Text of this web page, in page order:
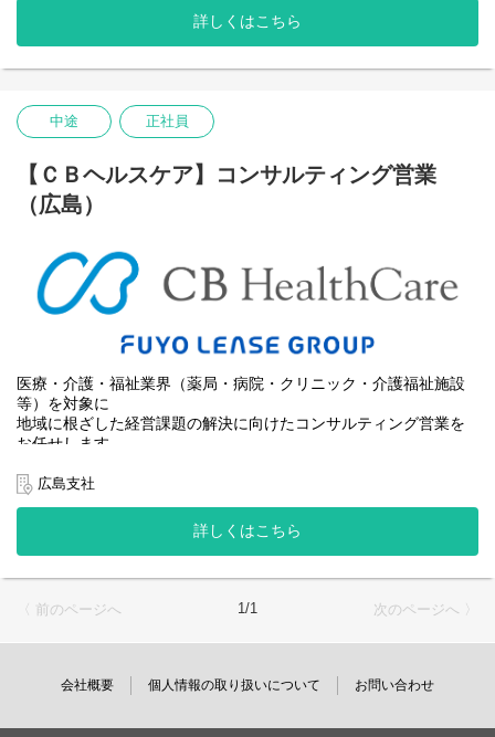
・医療・介護福祉施設への架電、訪問、ウェビナー開催
・地域ネットワークを活かしたアプローチによる提案営業
・後継者不在などの課題に対し、売手・買手のマッチングからエ
グゼキューションまで対応
■ 経営改善支援
・財務分析、ヒアリングに基づく課題抽出
・改善策の立案から実行まで伴走支援
・法人特性や地域ニーズに応じた高齢者住宅の立ち上げ、運営支
援など
■ 人材・組織支援
・人事制度設計の提案営業（実行は専門部署が担当）
詳しくはこちら
中途 正社員
【ＣＢヘルスケア】コンサルティング営業
（広島）
医療・介護・福祉業界（薬局・病院・クリニック・介護福祉施設
等）を対象に
地域に根ざした経営課題の解決に向けたコンサルティング営業を
お任せします。
【具体的には･･･】
・医療・介護福祉施設への架電、訪問、ウェビナー開催
・地域ネットワークを活かしたアプローチによる提案営業
・後継者不在などの課題に対し、売手・買手のマッチングからエ
■ 経営改善支援
・財務分析、ヒアリングに基づく課題抽出
広島支社
詳しくはこちら
〈 前のページへ 1/1 次のページへ 〉
会社概要 個人情報の取り扱いについて お問い合わせ